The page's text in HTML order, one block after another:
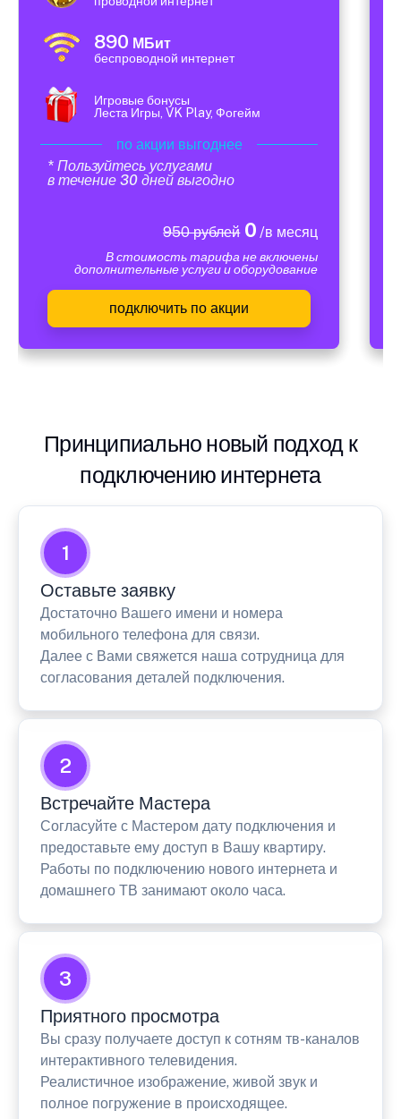
890 МБит
беспроводной интернет
Игровые бонусы
Леста Игры, VK Play, Фогейм
по акции выгоднее
* Пользуйтесь услугами
в течение 30 дней выгодно
950 рублей0 /в месяц
В стоимость тарифа не включены
дополнительные услуги и оборудование
подключить по акции
Принципиально новый подход к
подключению интернета
1
Оставьте заявку
Достаточно Вашего имени и номера
мобильного телефона для связи.
Далее с Вами свяжется наша сотрудница для
согласования деталей подключения.
2
Встречайте Мастера
Согласуйте с Мастером дату подключения и
предоставьте ему доступ в Вашу квартиру.
Работы по подключению нового интернета и
домашнего ТВ занимают около часа.
3
Приятного просмотра
Вы сразу получаете доступ к сотням тв-каналов
интерактивного телевидения.
Реалистичное изображение, живой звук и
полное погружение в происходящее.